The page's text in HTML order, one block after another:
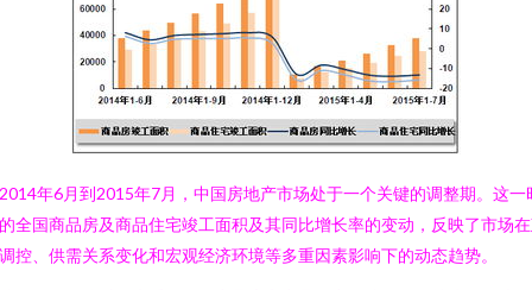
年6月到2015年7月，中国房地产市场处于一个关键的调整期。这一
全国商品房及商品住宅竣工面积及其同比增长率的变动，反映了市场
控、供需关系变化和宏观经济环境等多重因素影响下的动态趋势。